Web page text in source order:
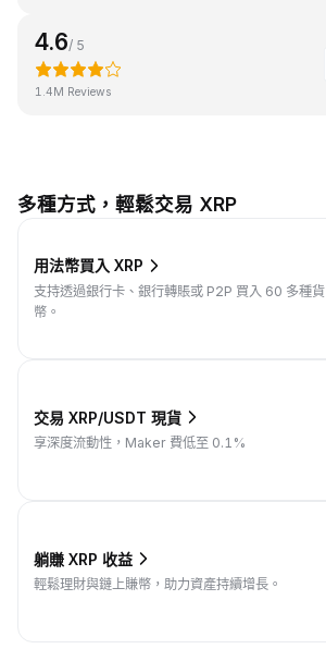
4.6/ 5
1.4M Reviews
多種方式，輕鬆交易 XRP
用法幣買入 XRP
支持透過銀行卡、銀行轉賬或 P2P 買入 60 多種貨
幣。
交易 XRP/USDT 現貨
享深度流動性，Maker 費低至 0.1%
躺賺 XRP 收益
輕鬆理財與鏈上賺幣，助力資產持續增長。